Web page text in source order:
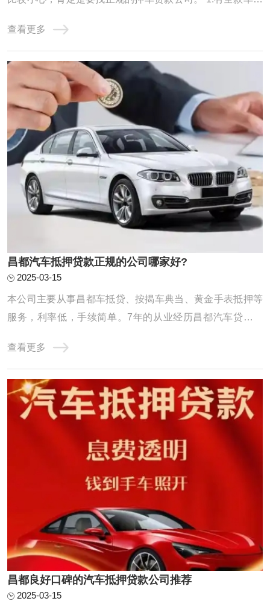
度：【1-100万】 疑难办理：【1万每月138元】 昌都车抵贷
分为全款车和按揭车的。按揭车一般抵押在或者贷款公司。
对于申请昌都汽车抵押贷款一定要选择 ...
查看更多
昌都汽车抵押贷款正规的公司哪家好?
2025-03-15
本公司主要从事昌都车抵贷、按揭车典当、黄金手表抵押等
服务，利率低，手续简单。7年的从业经历昌都汽车贷款积
以“客户利益至上”为服务宗旨，为您量身定做便捷、适合的
方案，为广大客户排忧解难，建立了多方位、稳固的渠道合
作关系，成为渠道与客户之间的纽带和桥梁， ...
查看更多
昌都良好口碑的汽车抵押贷款公司推荐
2025-03-15